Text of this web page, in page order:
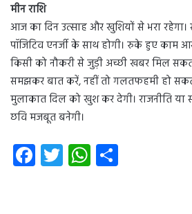
मीन राशि
आज का दिन उत्साह और खुशियों से भरा
पॉजिटिव एनर्जी के साथ होगी। रुके हुए काम
किसी को नौकरी से जुड़ी अच्छी खबर मिल
समझकर बात करें, नहीं तो गलतफहमी हो
मुलाकात दिल को खुश कर देगी। राजनीति या
छवि मजबूत बनेगी।
Fa
ce
T
wi
W
ha